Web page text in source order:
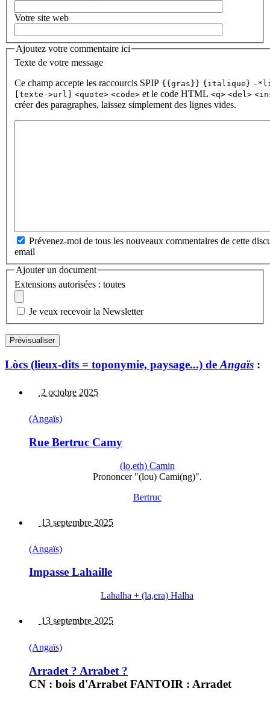
Votre site web
Ajoutez votre commentaire ici
Texte de votre message
Ce champ accepte les raccourcis SPIP {{gras}} {italique} -
[texte->url]
<quote> <code> et le code HTML <q> <del>
créer des paragraphes, laissez simplement des lignes vides.
Prévenez-moi de tous les nouveaux commentaires de cette
email
Ajouter un document
Extensions autorisées : toutes
Je veux recevoir la Newsletter
Lòcs (lieux-dits = toponymie, paysage...) de Angaïs :
2 octobre 2025
(Angaïs)
Rue Bertruc Camy
(lo,eth) Camin
Prononcer "(lou) Cami(ng)".
Bertruc
13 septembre 2025
(Angaïs)
Impasse Lahaille
Lahalha + (la,era) Halha
13 septembre 2025
(Angaïs)
Arradet ? Arrabet ?
CN : bois d'Arrabet FANTOIR : Arradet